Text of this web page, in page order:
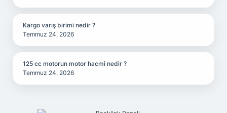
Kargo varış birimi nedir ?
Temmuz 24, 2026
125 cc motorun motor hacmi nedir ?
Temmuz 24, 2026